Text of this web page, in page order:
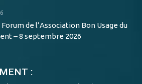
de l’Association Bon Usage du
– 8 septembre 2026
: